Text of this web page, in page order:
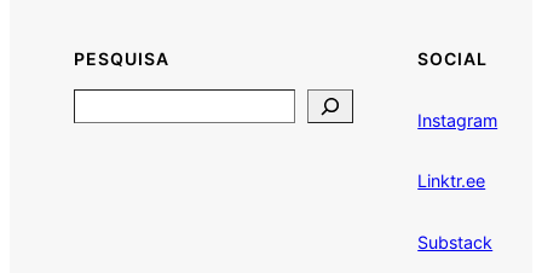
PESQUISA SOCIAL
Instagram
Linktr.ee
Substack